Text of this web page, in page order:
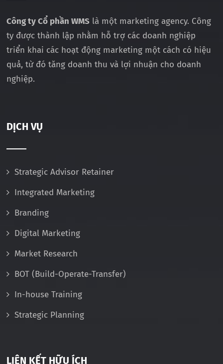
Công ty Cổ phần WMS là một marketing agency. Công
ty được thành lập nhằm hỗ trợ các doanh nghiệp
triển khai các hoạt động marketing một cách có hiệu
quả, từ đó tăng doanh thu và lợi nhuận cho doanh
nghiệp.
DỊCH VỤ
Strategic Advisor Retainer
Integrated Marketing
Branding
Digital Marketing
Market Research
BOT (Build-Operate-Transfer)
In-house Training
Strategic Planning
LIÊN KẾT HỮU ÍCH